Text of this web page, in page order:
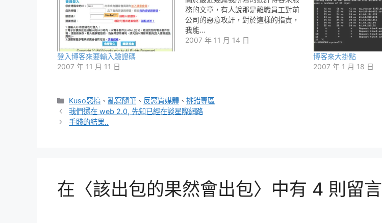
登入博客來要輸入驗證碼
2007 年 11 月 11 日
務的文章，有人說那是離職員工對前
公司的惡意攻訐，對於這樣的指責，
我能…
2007 年 11 月 14 日
博客來大掛點
2007 年 1 月 18 日
分
類
Kuso惡搞 、 亂寫隨筆 、 反惡質媒體 、挑錯專區
我們還在 web 2.0, 先知已經在談星際網路
手賤的結果..
在〈該出包的果然會出包〉中有 4 則留言